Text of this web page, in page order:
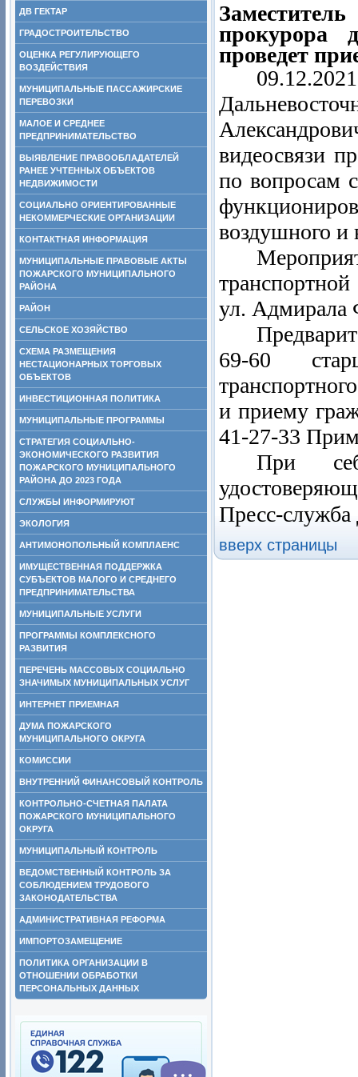
ДВ ГЕКТАР
ГРАДОСТРОИТЕЛЬСТВО
ОЦЕНКА РЕГУЛИРУЮЩЕГО
ВОЗДЕЙСТВИЯ
МУНИЦИПАЛЬНЫЕ ПАССАЖИРСКИЕ
ПЕРЕВОЗКИ
МАЛОЕ И СРЕДНЕЕ
ПРЕДПРИНИМАТЕЛЬСТВО
ВЫЯВЛЕНИЕ ПРАВООБЛАДАТЕЛЕЙ
РАНЕЕ УЧТЕННЫХ ОБЪЕКТОВ
НЕДВИЖИМОСТИ
СОЦИАЛЬНО ОРИЕНТИРОВАННЫЕ
НЕКОММЕРЧЕСКИЕ ОРГАНИЗАЦИИ
КОНТАКТНАЯ ИНФОРМАЦИЯ
МУНИЦИПАЛЬНЫЕ ПРАВОВЫЕ АКТЫ
ПОЖАРСКОГО МУНИЦИПАЛЬНОГО
РАЙОНА
РАЙОН
СЕЛЬСКОЕ ХОЗЯЙСТВО
СХЕМА РАЗМЕЩЕНИЯ
НЕСТАЦИОНАРНЫХ ТОРГОВЫХ
ОБЪЕКТОВ
ИНВЕСТИЦИОННАЯ ПОЛИТИКА
МУНИЦИПАЛЬНЫЕ ПРОГРАММЫ
СТРАТЕГИЯ СОЦИАЛЬНО-
ЭКОНОМИЧЕСКОГО РАЗВИТИЯ
ПОЖАРСКОГО МУНИЦИПАЛЬНОГО
РАЙОНА ДО 2023 ГОДА
СЛУЖБЫ ИНФОРМИРУЮТ
ЭКОЛОГИЯ
АНТИМОНОПОЛЬНЫЙ КОМПЛАЕНС
ИМУЩЕСТВЕННАЯ ПОДДЕРЖКА
СУБЪЕКТОВ МАЛОГО И СРЕДНЕГО
ПРЕДПРИНИМАТЕЛЬСТВА
МУНИЦИПАЛЬНЫЕ УСЛУГИ
ПРОГРАММЫ КОМПЛЕКСНОГО
РАЗВИТИЯ
ПЕРЕЧЕНЬ МАССОВЫХ СОЦИАЛЬНО
ЗНАЧИМЫХ МУНИЦИПАЛЬНЫХ УСЛУГ
ИНТЕРНЕТ ПРИЕМНАЯ
ДУМА ПОЖАРСКОГО
МУНИЦИПАЛЬНОГО ОКРУГА
КОМИССИИ
ВНУТРЕННИЙ ФИНАНСОВЫЙ КОНТРОЛЬ
КОНТРОЛЬНО-СЧЕТНАЯ ПАЛАТА
ПОЖАРСКОГО МУНИЦИПАЛЬНОГО
ОКРУГА
МУНИЦИПАЛЬНЫЙ КОНТРОЛЬ
ВЕДОМСТВЕННЫЙ КОНТРОЛЬ ЗА
СОБЛЮДЕНИЕМ ТРУДОВОГО
ЗАКОНОДАТЕЛЬСТВА
АДМИНИСТРАТИВНАЯ РЕФОРМА
ИМПОРТОЗАМЕЩЕНИЕ
ПОЛИТИКА ОРГАНИЗАЦИИ В
ОТНОШЕНИИ ОБРАБОТКИ
ПЕРСОНАЛЬНЫХ ДАННЫХ
прокурора
проведет
видеосвязи
по вопросам
воздушного и
ул. Адмирала
69-60
и приему
41-27-33
При
Пресс-
вверх страницы